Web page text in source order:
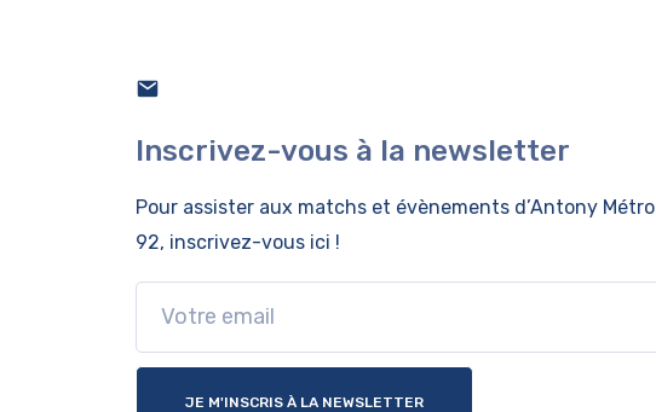
Inscrivez-vous à la newsletter
Pour assister aux matchs et évènements d’Antony Métro
92, inscrivez-vous ici !
JE M'INSCRIS À LA NEWSLETTER